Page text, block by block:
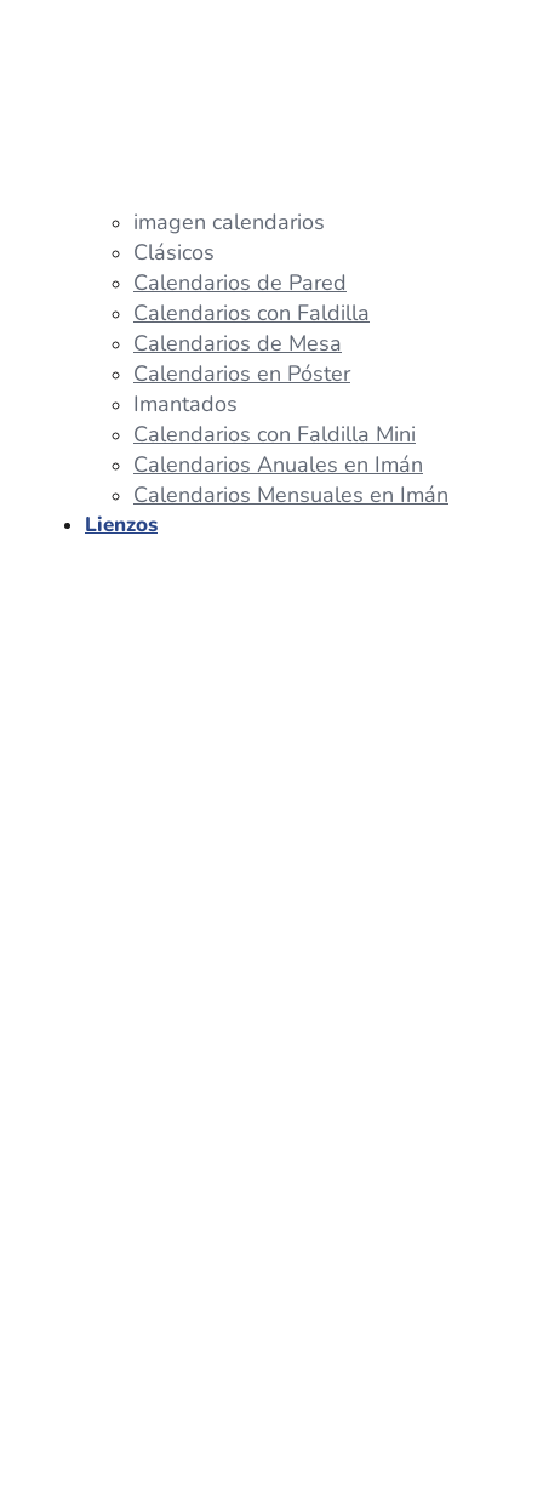
imagen calendarios
Clásicos
Calendarios de Pared
Calendarios con Faldilla
Calendarios de Mesa
Calendarios en Póster
Imantados
Calendarios con Faldilla Mini
Calendarios Anuales en Imán
Calendarios Mensuales en Imán
Lienzos